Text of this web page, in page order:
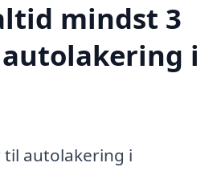
mindst 3
i
autolakering i